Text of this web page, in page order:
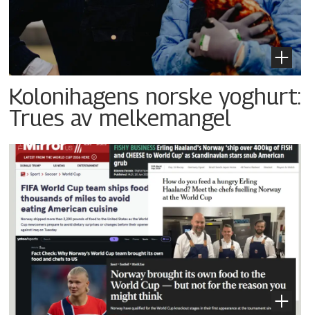
Kolonihagens norske yoghurt:
Trues av melkemangel